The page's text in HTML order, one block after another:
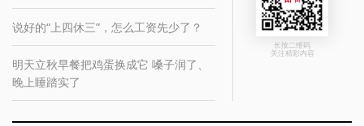
说好的“上四休三”，怎么工资先少了？
明天立秋早餐把鸡蛋换成它 嗓子润了、
晚上睡踏实了
长按二维码
关注精彩内容